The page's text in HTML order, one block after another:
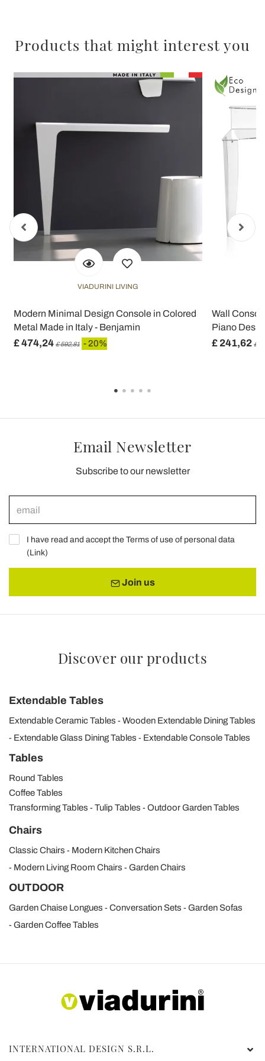
Products that might interest you
VIADURINI LIVING
Modern Minimal Design Console in Colored
Metal Made in Italy - Benjamin
£ 474,24 £ 592,81 - 20%
Wall
Piano
£ 241,62 £
Email Newsletter
Subscribe to our newsletter
I have read and accept the Terms of use of personal data
(Link)
Join us
Discover our products
Extendable Tables
Extendable Ceramic Tables
Wooden Extendable Dining Tables
Extendable Glass Dining Tables
Extendable Console Tables
Tables
Round Tables
Coffee Tables
Transforming Tables
Tulip Tables Outdoor Garden Tables
Chairs
Classic Chairs
Modern Kitchen Chairs
Modern Living Room Chairs
Garden Chairs
OUTDOOR
Garden Chaise Longues Conversation Sets
Garden Sofas
Garden Coffee Tables
INTERNATIONAL DESIGN S.R.L.